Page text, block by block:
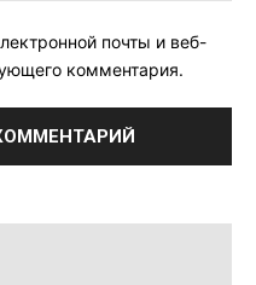
почты и веб-
комментария.